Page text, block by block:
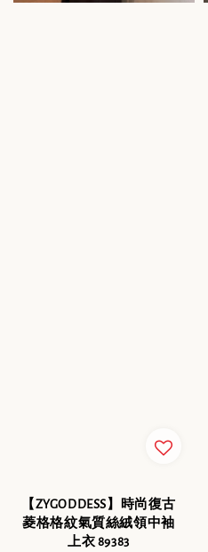
【ZYGODDESS】時尚復古
菱格格紋氣質絲絨領中袖
上衣 89383